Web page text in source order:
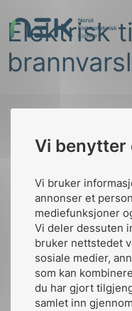
Vi benytter
Vi bruker
annonser et
mediefunksjoner
Vi deler dessuten
bruker nettstedet
sosiale medier,
som kan
du har gjort
samlet inn
til
innhold
NEK
Søk
Elektrisk
Kontakt oss
Ansatte
Kontakt